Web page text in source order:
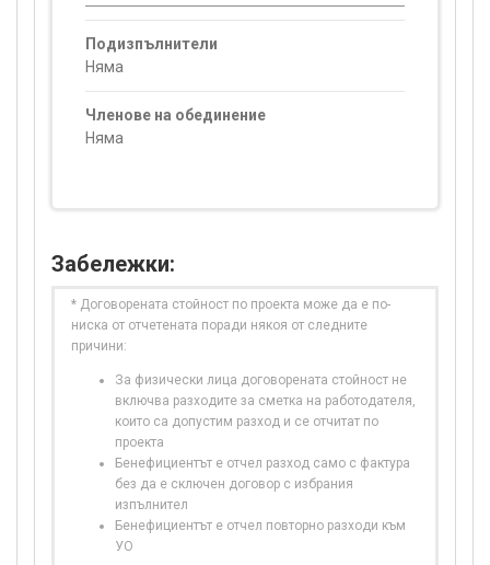
Подизпълнители
Няма
Членове на обединение
Няма
Забележки:
* Договорената стойност по проекта може да е по-
ниска от отчетената поради някоя от следните
причини:
За физически лица договорената стойност не
включва разходите за сметка на работодателя,
които са допустим разход и се отчитат по
проекта
Бенефициентът е отчел разход само с фактура
без да е сключен договор с избрания
изпълнител
Бенефициентът е отчел повторно разходи към
УО